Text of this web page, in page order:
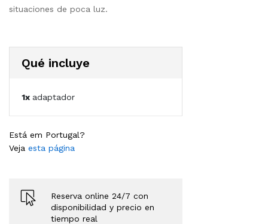
situaciones de poca luz.
Reserva online 24/7 con
disponibilidad y precio en
tiempo real
Está em Portugal?
Veja esta página
Qué incluye
1x adaptador